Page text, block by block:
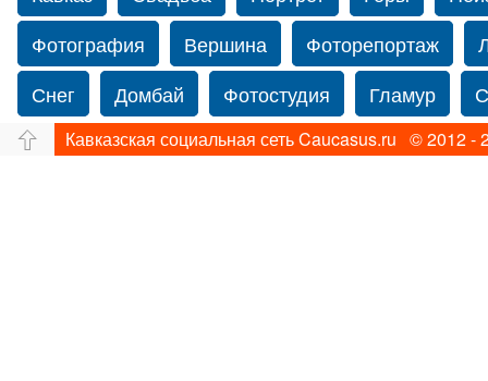
Фотография
Вершина Фоторепортаж
Снег
Домбай Фотостудия Гламур
Путешествие
Перевал Свадьба фото
Кавказская социальная сеть Caucasus.ru © 2012 -